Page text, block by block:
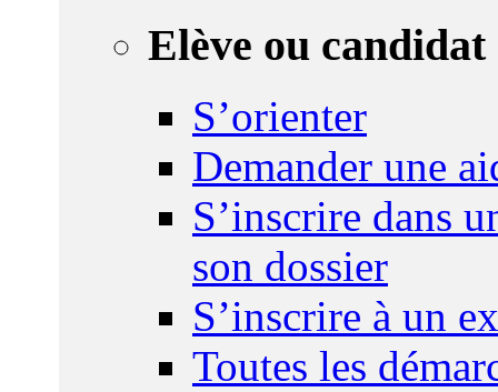
Elève ou candidat
S’orienter
Demander une
S’inscrire dans
son dossier
S’inscrire à un
Toutes les